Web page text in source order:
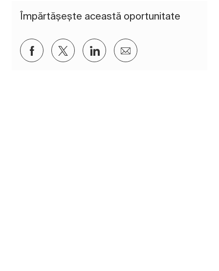
Împărtășește această oportunitate
Distribuiți prin Facebook
Distribuiți prin twitter
Distribuiți prin LinkedIn
Distribuiți prin e-